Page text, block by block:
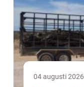
04 augusti 2026